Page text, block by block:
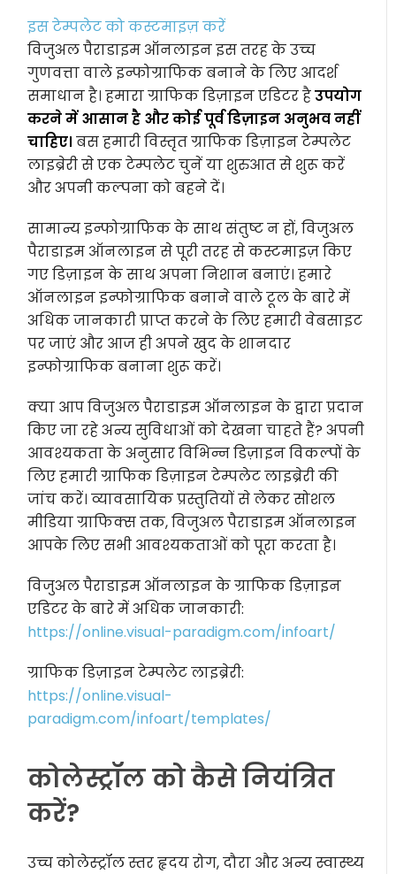
इस टेम्पलेट को कस्टमाइज़ करें
विजुअल पैराडाइम ऑनलाइन इस तरह के उच्च
गुणवत्ता वाले इन्फोग्राफिक बनाने के लिए आदर्श
समाधान है। हमारा ग्राफिक डिज़ाइन एडिटर हैउपयोग
करने में आसान है और कोई पूर्व डिज़ाइन अनुभव नहीं
चाहिए। बस हमारी विस्तृत ग्राफिक डिज़ाइन टेम्पलेट
लाइब्रेरी से एक टेम्पलेट चुनें या शुरुआत से शुरू करें
और अपनी कल्पना को बहने दें।
सामान्य इन्फोग्राफिक के साथ संतुष्ट न हों, विजुअल
पैराडाइम ऑनलाइन से पूरी तरह से कस्टमाइज़ किए
गए डिज़ाइन के साथ अपना निशान बनाएं। हमारे
ऑनलाइन इन्फोग्राफिक बनाने वाले टूल के बारे में
अधिक जानकारी प्राप्त करने के लिए हमारी वेबसाइट
पर जाएं और आज ही अपने खुद के शानदार
इन्फोग्राफिक बनाना शुरू करें।
क्या आप विजुअल पैराडाइम ऑनलाइन के द्वारा प्रदान
किए जा रहे अन्य सुविधाओं को देखना चाहते हैं? अपनी
आवश्यकता के अनुसार विभिन्न डिज़ाइन विकल्पों के
लिए हमारी ग्राफिक डिज़ाइन टेम्पलेट लाइब्रेरी की
जांच करें। व्यावसायिक प्रस्तुतियों से लेकर सोशल
मीडिया ग्राफिक्स तक, विजुअल पैराडाइम ऑनलाइन
आपके लिए सभी आवश्यकताओं को पूरा करता है।
विजुअल पैराडाइम ऑनलाइन के ग्राफिक डिज़ाइन
एडिटर के बारे में अधिक जानकारी:
https://online.visual-paradigm.com/infoart/
ग्राफिक डिज़ाइन टेम्पलेट लाइब्रेरी:
https://online.visual-
paradigm.com/infoart/templates/
कोलेस्ट्रॉल को कैसे नियंत्रित
करें?
उच्च कोलेस्ट्रॉल स्तर हृदय रोग, दौरा और अन्य स्वास्थ्य